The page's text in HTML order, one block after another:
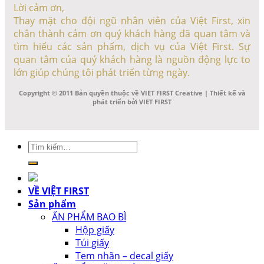
Lời cảm ơn,
Thay mặt cho đội ngũ nhân viên của Việt First, xin
chân thành cảm ơn quý khách hàng đã quan tâm và
tìm hiểu các sản phẩm, dịch vụ của Việt First. Sự
quan tâm của quý khách hàng là nguồn động lực to
lớn giúp chúng tôi phát triển từng ngày.
Copyright © 2011 Bản quyền thuộc về VIET FIRST Creative | Thiết kế và
phát triển bởi VIET FIRST
Tìm
kiếm:
VỀ VIỆT FIRST
Sản phẩm
ẤN PHẨM BAO BÌ
Hộp giấy
Túi giấy
Tem nhãn – decal giấy